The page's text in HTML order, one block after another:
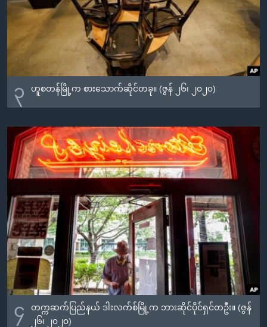
၃ ဟူစတန်မြို့က စားသောက်ဆိုင်တခု။ (ဇွန် ၂၆၊ ၂၀၂၀)
၄
တက္ကဆက်ပြည်နယ် ဒါးလက်စ်မြို့က ဘားဆိုင်ပိုင်ရှင်တဦး။ (ဇွန်
၂၆၊ ၂၀၂၀)